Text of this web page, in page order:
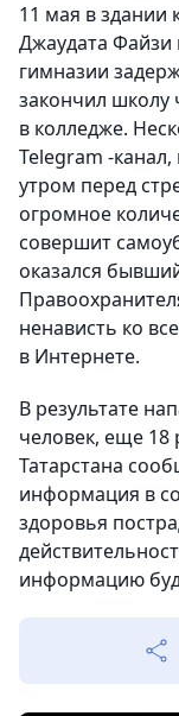
11 мая в здании
Джаудата Файзи
гимназии
закончил школу
в колледже.
Telegram -
утром перед
огромное
совершит
оказался
ненависть ко
в Интернете.
В результате
человек, еще 18
Татарстана
информация в
здоровья
информацию